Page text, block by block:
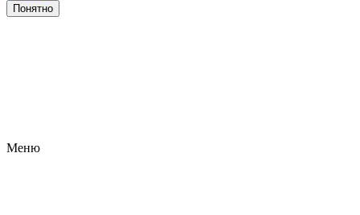
Понятно
Меню